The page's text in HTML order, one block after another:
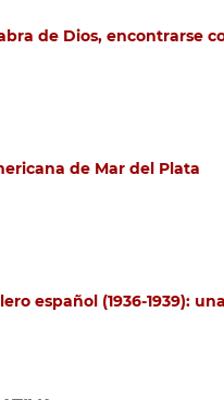
de Dios, encontrarse
de Mar del Plata
español (1936-1939):